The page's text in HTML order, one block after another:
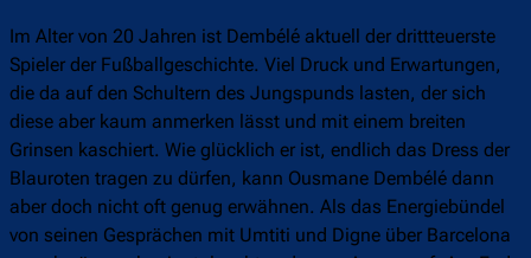
Im Alter von 20 Jahren ist Dembélé aktuell der drittteuerste
Spieler der Fußballgeschichte. Viel Druck und Erwartungen,
die da auf den Schultern des Jungspunds lasten, der sich
diese aber kaum anmerken lässt und mit einem breiten
Grinsen kaschiert. Wie glücklich er ist, endlich das Dress der
Blauroten tragen zu dürfen, kann Ousmane Dembélé dann
aber doch nicht oft genug erwähnen. Als das Energiebündel
von seinen Gesprächen mit Umtiti und Digne über Barcelona